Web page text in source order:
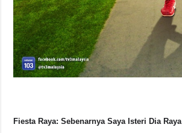
Fiesta Raya: Sebenarnya Saya Isteri Dia Raya